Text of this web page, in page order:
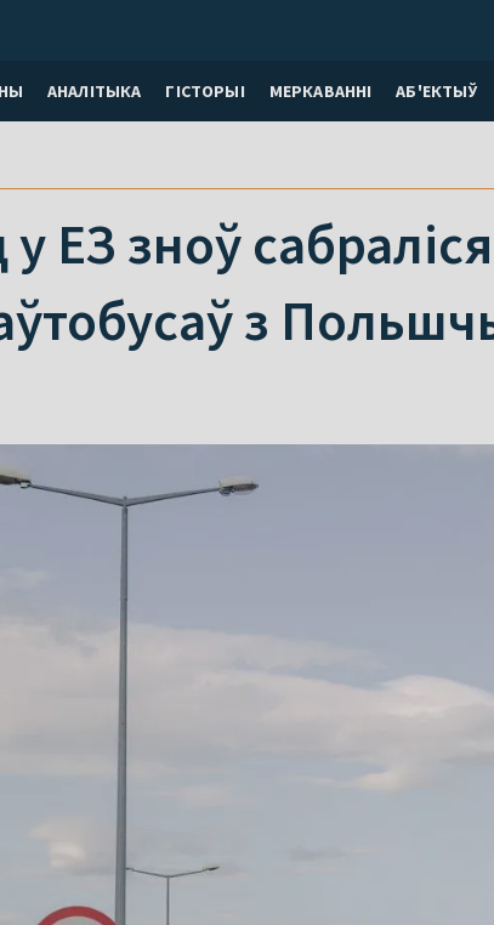
АНАЛІТЫКА ГІСТОРЫІ МЕРКАВАННI АБ'ЕКТЫЎ
ЕЗ зноў сабраліся
з